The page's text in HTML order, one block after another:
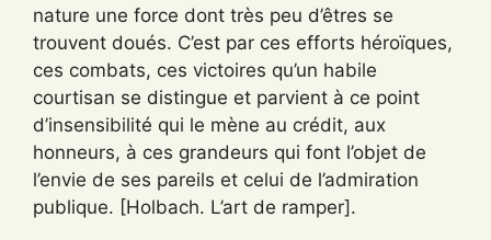
nature une force dont très peu d’êtres se
trouvent doués. C’est par ces efforts héroïques,
ces combats, ces victoires qu’un habile
courtisan se distingue et parvient à ce point
d’insensibilité qui le mène au crédit, aux
honneurs, à ces grandeurs qui font l’objet de
l’envie de ses pareils et celui de l’admiration
publique. [Holbach. L’art de ramper].